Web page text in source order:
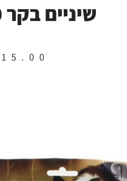
שיניים בקר 100 גרם
15.00